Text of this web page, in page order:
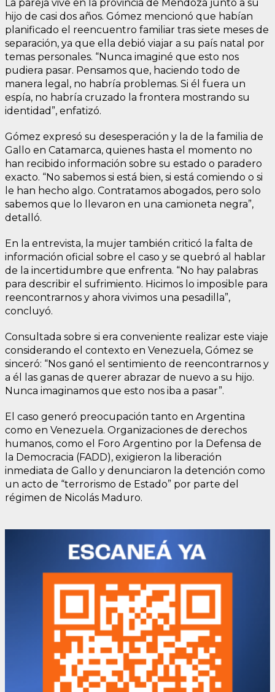
La pareja vive en la provincia de Mendoza junto a su
hijo de casi dos años. Gómez mencionó que habían
planificado el reencuentro familiar tras siete meses de
separación, ya que ella debió viajar a su país natal por
temas personales. “Nunca imaginé que esto nos
pudiera pasar. Pensamos que, haciendo todo de
manera legal, no habría problemas. Si él fuera un
espía, no habría cruzado la frontera mostrando su
identidad”, enfatizó.
Gómez expresó su desesperación y la de la familia de
Gallo en Catamarca, quienes hasta el momento no
han recibido información sobre su estado o paradero
exacto. “No sabemos si está bien, si está comiendo o si
le han hecho algo. Contratamos abogados, pero solo
sabemos que lo llevaron en una camioneta negra”,
detalló.
En la entrevista, la mujer también criticó la falta de
información oficial sobre el caso y se quebró al hablar
de la incertidumbre que enfrenta. “No hay palabras
para describir el sufrimiento. Hicimos lo imposible para
reencontrarnos y ahora vivimos una pesadilla”,
concluyó.
Consultada sobre si era conveniente realizar este viaje
considerando el contexto en Venezuela, Gómez se
sinceró: “Nos ganó el sentimiento de reencontrarnos y
a él las ganas de querer abrazar de nuevo a su hijo.
Nunca imaginamos que esto nos iba a pasar”.
El caso generó preocupación tanto en Argentina
como en Venezuela. Organizaciones de derechos
humanos, como el Foro Argentino por la Defensa de
la Democracia (FADD), exigieron la liberación
inmediata de Gallo y denunciaron la detención como
un acto de “terrorismo de Estado” por parte del
régimen de Nicolás Maduro.